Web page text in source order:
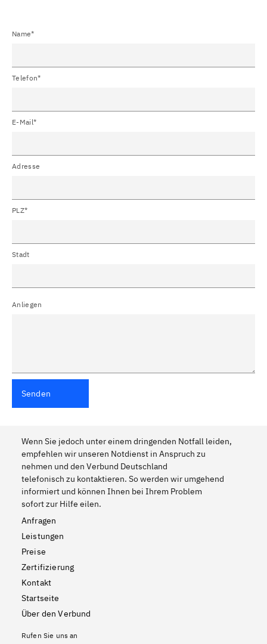
Name*
Telefon*
E-Mail*
Adresse
PLZ*
Stadt
Anliegen
Senden
Wenn Sie jedoch unter einem dringenden Notfall leiden,
empfehlen wir unseren Notdienst in Anspruch zu
nehmen und den Verbund Deutschland
telefonisch zu kontaktieren. So werden wir umgehend
informiert und können Ihnen bei Ihrem Problem
sofort zur Hilfe eilen.
Anfragen
Leistungen
Preise
Zertifizierung
Kontakt
Startseite
Über den Verbund
Rufen Sie uns an